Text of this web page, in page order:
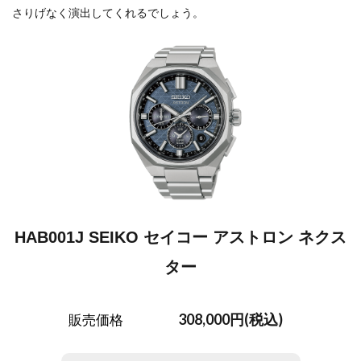
さりげなく演出してくれるでしょう。
HAB001J SEIKO セイコー アストロン ネクス
ター
販売価格 308,000円(税込)